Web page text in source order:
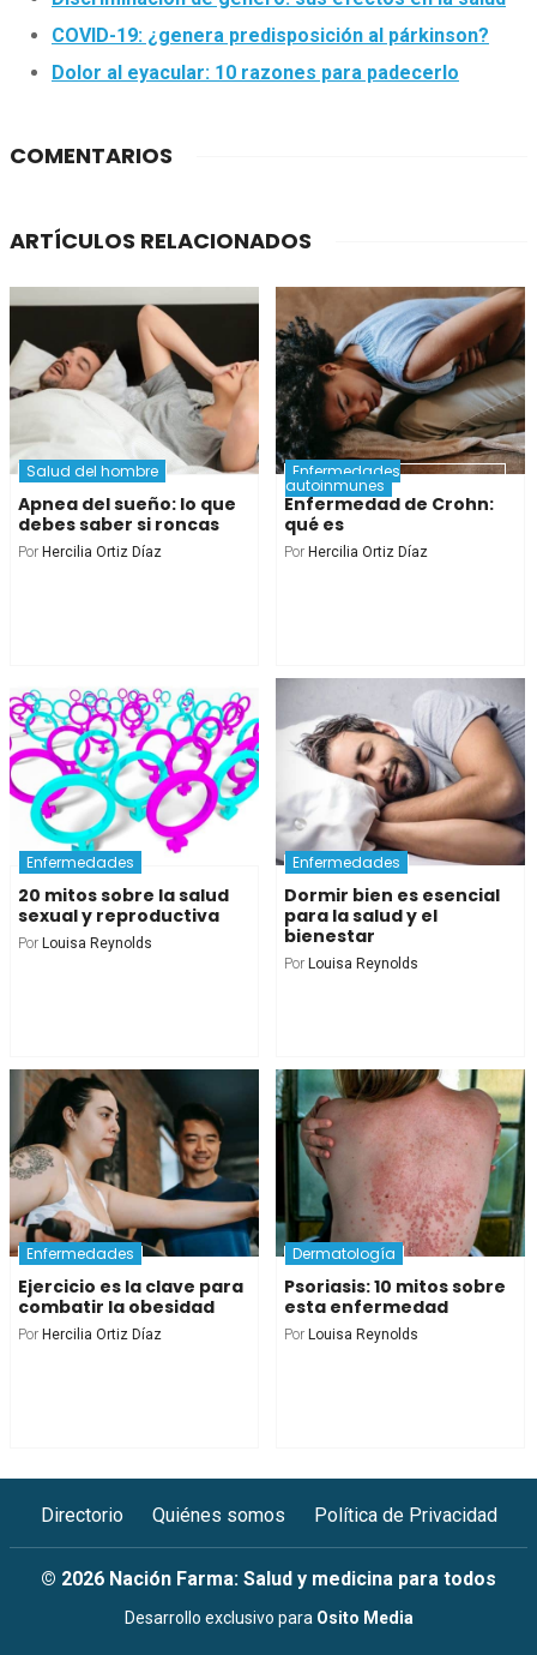
COVID-19: ¿genera predisposición al párkinson?
Dolor al eyacular: 10 razones para padecerlo
COMENTARIOS
ARTÍCULOS RELACIONADOS
Salud del hombre
Apnea del sueño: lo que
debes saber si roncas
Por Hercilia Ortiz Díaz
Enfermedades
autoinmunes
Enfermedad de Crohn:
qué es
Por Hercilia Ortiz Díaz
Enfermedades
20 mitos sobre la salud
sexual y reproductiva
Por Louisa Reynolds
Enfermedades
Dormir bien es esencial
para la salud y el
bienestar
Por Louisa Reynolds
Enfermedades
Ejercicio es la clave para
combatir la obesidad
Por Hercilia Ortiz Díaz
Dermatología
Psoriasis: 10 mitos sobre
esta enfermedad
Por Louisa Reynolds
Directorio Quiénes somos Política de Privacidad
© 2026 Nación Farma: Salud y medicina para todos
Desarrollo exclusivo para Osito Media